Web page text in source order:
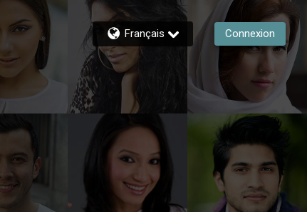
Français Connexion